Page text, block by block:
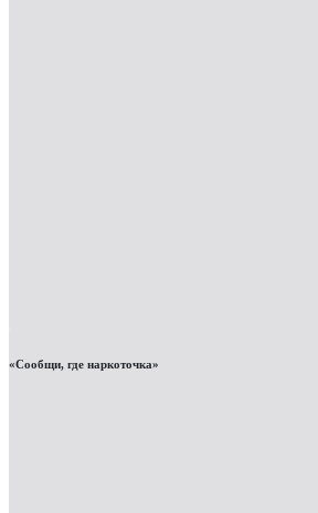
«Сообщи, где наркоточка»